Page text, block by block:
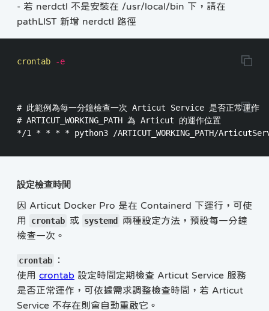
- 若 nerdctl 不是安裝在 /usr/local/bin 下，請在
pathLIST 新增 nerdctl 路徑
crontab -e
# 此範例為每一分鐘檢查一次 Articut Service 是否正常運作
# ARTICUT_WORKING_PATH 為 Articut 的運作位置
設定檢查時間
因 Articut Docker Pro 是在 Containerd 下運行，可使
用
crontab 或 systemd
兩種設定方法，預設每一分鐘
檢查一次。
crontab
：
使用 crontab 設定時間定期檢查 Articut Service 服務
是否正常運作，可依據需求調整檢查時間，若 Articut
Service 不存在則會自動重啟它。